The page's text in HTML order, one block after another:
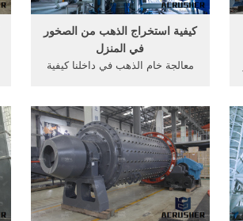
كيفية استخراج الذهب من الصخور
في المنزل
معالجة خام الذهب في داخلنا كيفية
الصخور محطم ومجموع النبات ...
وطرق التعدين ومعالجة خام في ...
احصل على السعر. احصل على
السعر